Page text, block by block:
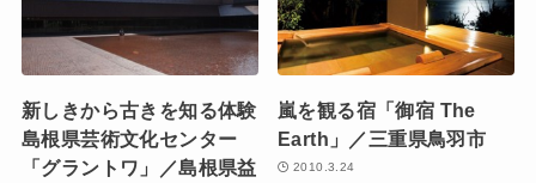
新しきから古きを知る体験
島根県芸術文化センター
「グラントワ」／島根県益
嵐を観る宿「御宿 The
Earth」／三重県鳥羽市
2010.3.24